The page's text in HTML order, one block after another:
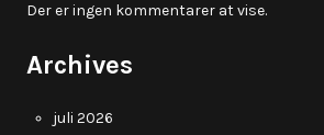
Der er ingen kommentarer at vise.
Archives
juli 2026